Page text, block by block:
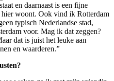
en daarnaast is een fijne
woont. Ook vind ik Rotterdam
typisch Nederlandse stad,
voor. Mag ik dat zeggen?
dat is juist het leuke aan
en waarderen.”